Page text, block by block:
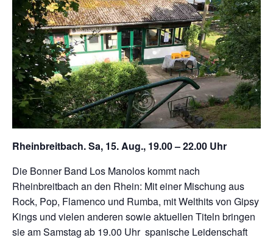
Rheinbreitbach. Sa, 15. Aug., 19.00 – 22.00 Uhr
Die Bonner Band Los Manolos kommt nach
Rheinbreitbach an den Rhein: Mit einer Mischung aus
Rock, Pop, Flamenco und Rumba, mit Welthits von Gipsy
Kings und vielen anderen sowie aktuellen Titeln bringen
sie am Samstag ab 19.00 Uhr spanische Leidenschaft